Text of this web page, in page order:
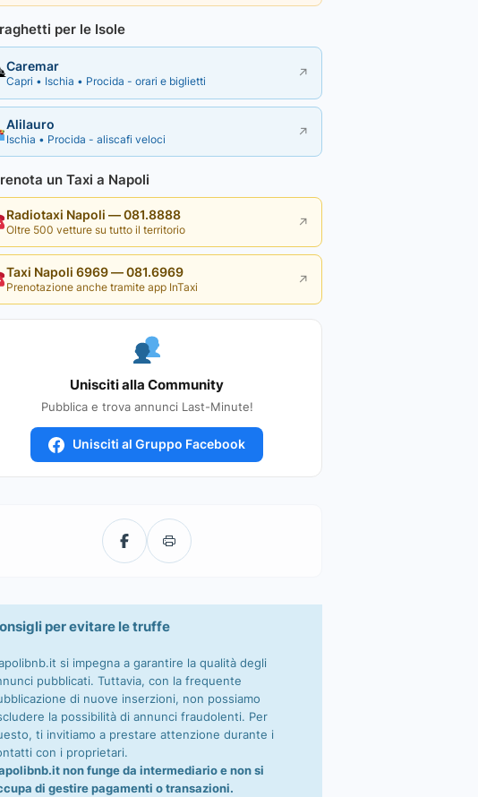
per le Isole
Caremar
Capri • Ischia • Procida - orari e biglietti ↗
Alilauro
Ischia • Procida - aliscafi veloci ↗
un Taxi a Napoli
Radiotaxi Napoli — 081.8888
Oltre 500 vetture su tutto il territorio ↗
Taxi Napoli 6969 — 081.6969
Prenotazione anche tramite app InTaxi ↗
Unisciti alla Community
Pubblica e trova annunci Last-Minute!
Unisciti al Gruppo Facebook
per evitare le truffe
si impegna a garantire la qualità degli
pubblicati. Tuttavia, con la frequente
di nuove inserzioni, non possiamo
la possibilità di annunci fraudolenti. Per
ti invitiamo a prestare attenzione durante i
con i proprietari.
non funge da intermediario e non si
di gestire pagamenti o transazioni.